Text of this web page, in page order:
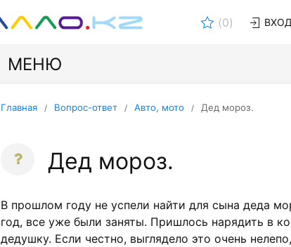
(0) ВХОД
МЕНЮ
Главная Вопрос-ответ Авто, мото Дед мороз.
Дед мороз.
В прошлом году не успели найти для сына деда
год, все уже были заняты. Пришлось нарядить в
дедушку. Если честно, выглядело это очень